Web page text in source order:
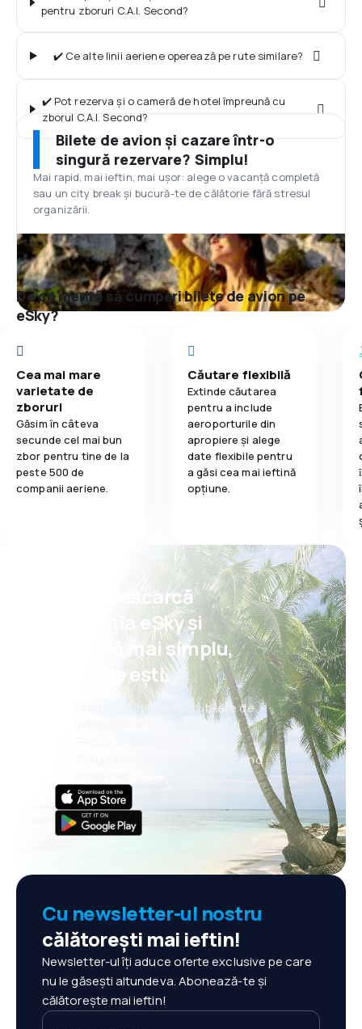
pentru zboruri C.A.I. Second?
✔️ Ce alte linii aeriene operează pe rute similare?
✔️ Pot rezerva și o cameră de hotel împreună cu
zborul C.A.I. Second?
Bilete de avion și cazare într-o
singură rezervare? Simplu!
Mai rapid, mai ieftin, mai ușor: alege o vacanță completă
sau un city break și bucură-te de călătorie fără stresul
organizării.
De ce merită să cumperi bilete de avion pe
eSky?
Cea mai mare
varietate de
zboruri
Găsim în câteva
secunde cel mai bun
zbor pentru tine de la
peste 500 de
companii aeriene.
Căutare flexibilă
Extinde căutarea
pentru a include
aeroporturile din
apropiere și alege
date flexibile pentru
a găsi cea mai ieftină
opțiune.
Psst! Descarcă
aplicația eSky și
rezervă mai simplu,
oriunde ești.
Oferte noi în fiecare zi: bilete de
avion, vacanțe, city break-uri
Totul la un click distanță, oricând
Cu newsletter-ul nostru
călătorești mai ieftin!
Newsletter-ul îți aduce oferte exclusive pe care
nu le găsești altundeva. Abonează-te și
călătorește mai ieftin!
Adresa ta de e-mail